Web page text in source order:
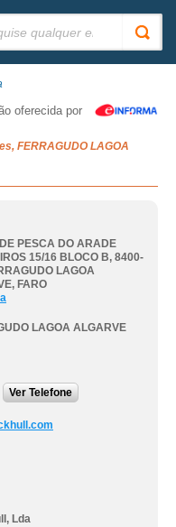
oferecida por
FERRAGUDO LAGOA
PESCA DO ARADE
15/16 BLOCO B, 8400-
LAGOA
, FARO
LAGOA ALGARVE
Ver Telefone
Lda